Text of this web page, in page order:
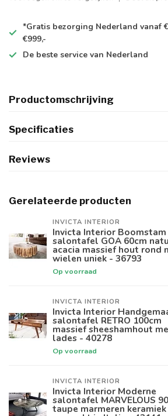
*Gratis bezorging Nederland vanaf
€999,-
De beste service van Nederland
Productomschrijving
Specificaties
Reviews
Gerelateerde producten
INVICTA INTERIOR
Invicta Interior Boomstam
salontafel GOA 60cm
acacia massief hout rond
wielen uniek - 36793
Op voorraad
INVICTA INTERIOR
Invicta Interior
salontafel RETRO 100cm
massief sheeshamhout
lades - 40278
Op voorraad
INVICTA INTERIOR
Invicta Interior Moderne
salontafel MARVELOUS
taupe marmeren keramiek